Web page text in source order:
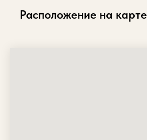
Расположение на карте